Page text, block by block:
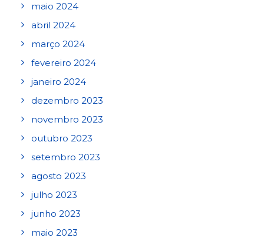
maio 2024
abril 2024
março 2024
fevereiro 2024
janeiro 2024
dezembro 2023
novembro 2023
outubro 2023
setembro 2023
agosto 2023
julho 2023
junho 2023
maio 2023